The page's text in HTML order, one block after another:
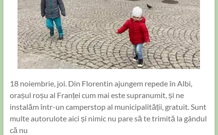
18 noiembrie, joi. Din Florentin ajungem repede în Albi,
orașul roșu al Franței cum mai este supranumit, și ne
instalăm într-un camperstop al municipalității, gratuit. Sunt
multe autorulote aici și nimic nu pare să te trimită la gândul
că nu